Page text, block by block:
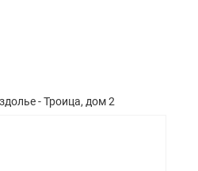
- Троица, дом 2